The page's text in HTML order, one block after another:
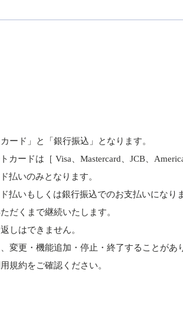
ード」と「銀行振込」となります。
カードは［ Visa、Mastercard、JCB、
払いのみとなります。
払いもしくは銀行振込でのお支払いになり
だくまで継続いたします。
しはできません。
変更・機能追加・停止・終了することがあ
規約をご確認ください。